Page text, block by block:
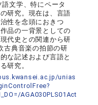
文学、特にペータ
研究。現在は、言語
性を念頭におきつ
品の一背景としての
代史との関連から研
古典音楽の拍節の研
な記述および言語と
研究。
unias
AGA030PLS01Act